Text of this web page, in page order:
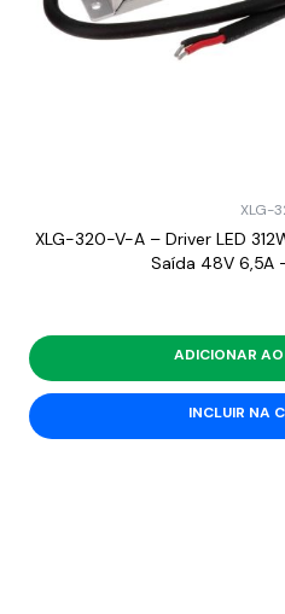
XLG-
XLG-320-V-A – Driver LED
Saída 48V 6,5A
ADICIONAR
INCLUIR NA